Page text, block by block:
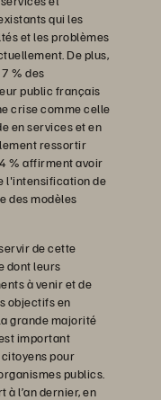
qui les
et les problèmes
De plus,
% des
public français
crise comme celle
en services et en
ressortir
% affirment avoir
l'intensification de
des modèles
de cette
dont leurs
à venir et de
objectifs en
grande majorité
important
pour
publics.
l’an dernier, en